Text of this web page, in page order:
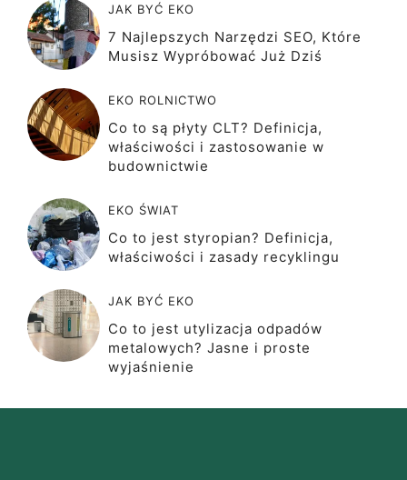
JAK BYĆ EKO
7 Najlepszych Narzędzi SEO, Które
Musisz Wypróbować Już Dziś
EKO ROLNICTWO
Co to są płyty CLT? Definicja,
właściwości i zastosowanie w
budownictwie
EKO ŚWIAT
Co to jest styropian? Definicja,
właściwości i zasady recyklingu
JAK BYĆ EKO
Co to jest utylizacja odpadów
metalowych? Jasne i proste
wyjaśnienie